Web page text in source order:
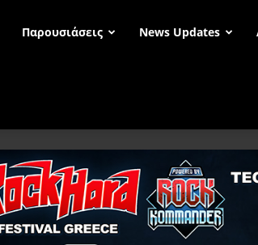
Παρουσιάσεις News Updates